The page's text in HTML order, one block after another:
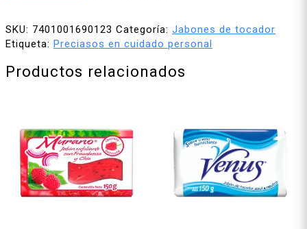
Cream
cherry
ml
SKU: 7401001690123 Categoría: Jabones de tocador
Etiqueta: Preciasos en cuidado personal
Productos relacionados